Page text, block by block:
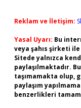
Reklam ve İletişim:
Yasal Uyarı: Bu
veya şahıs şirketi
Sitede yalnızca
paylaşılmaktadır.
taşımamakta olup,
paylaşım
benzerlikleri